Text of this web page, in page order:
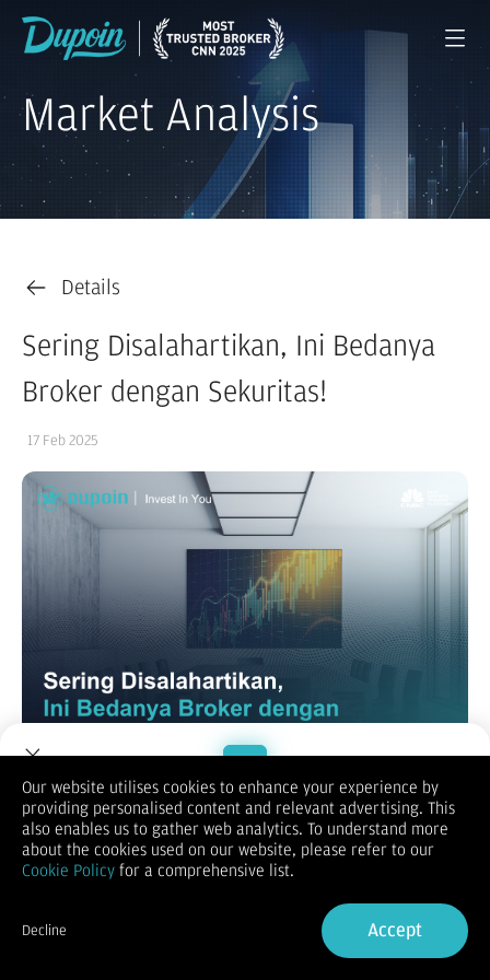
Market Analysis
Details
Sering Disalahartikan, Ini Bedanya
Broker dengan Sekuritas!
17 Feb 2025
Pasar keuangan adalah ekosistem yang kompleks dengan
berbagai entitas yang memiliki fungsi dan regulasi yang
berbeda. Dua entitas yang sering kali membingungkan adalah
broker futures dan broker sekuritas. Meskipun keduanya
memfasilitasi transaksi keuangan, ada perbedaan mendasar
secara rinci perbedaan antara broker futures dan broker
sekuritas.
Definisi Broker Futures dan Broker
Welcome to Dupoin.
Trade with a Trusted Broker
Sign in
Our website utilises cookies to enhance your experience by
providing personalised content and relevant advertising. This
also enables us to gather web analytics. To understand more
about the cookies used on our website, please refer to our
Cookie Policy for a comprehensive list.
Decline Accept